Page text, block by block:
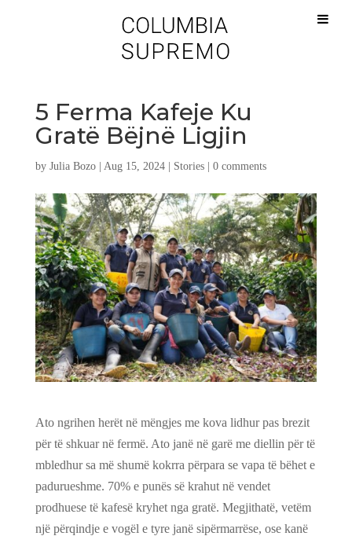
5 Ferma Kafeje Ku
Gratë Bëjnë Ligjin
by Julia Bozo| Aug 15, 2024| Stories| 0 comments
Ato ngrihen herët në mëngjes me kova lidhur pas brezit
për të shkuar në fermë. Ato janë në garë me diellin për të
mbledhur sa më shumë kokrra përpara se vapa të bëhet e
padurueshme. 70% e punës së krahut në vendet
prodhuese të kafesë kryhet nga gratë. Megjithatë, vetëm
një përqindje e vogël e tyre janë sipërmarrëse, ose kanë